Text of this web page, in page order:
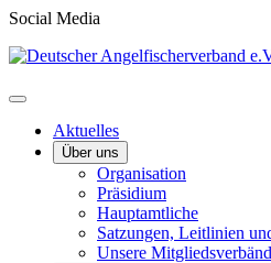
Social Media
Aktuelles
Über uns
Organisation
Präsidium
Hauptamtliche
Satzungen, Leitlinien
Unsere